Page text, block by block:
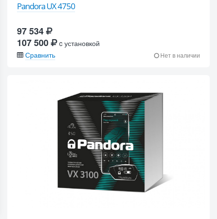
Pandora UX 4750
97 534
107 500
c установкой
Сравнить
Нет в наличии